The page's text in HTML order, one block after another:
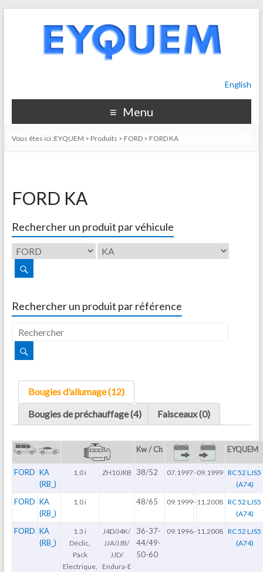
English
Menu
Vous êtes ici :EYQUEM > Produits > FORD> FORD KA
FORD KA
Rechercher un produit par véhicule
Rechercher un produit par référence
Bougies d'allumage (12)
Bougies de préchauffage (4)
Faisceaux (0)
Kw / Ch EYQUEM
FORD KA
(RB_)
1.0 i ZH10JRB 38/52 07.1997-09.1999 RC 52 LJS5
(A74)
FORD KA
(RB_)
1.0 i 48/65 09.1999-11.2008 RC 52 LJS5
(A74)
FORD KA
(RB_)
1.3 i
Déclic,
Pack
Electrique,
J4D/J4K/
JJA/JJB/
JJD/
Endura-E
36-37-
44/49-
50-60
09.1996-11.2008 RC 52 LJS5
(A74)